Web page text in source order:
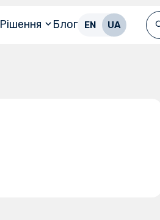
Рішення Блог EN UA